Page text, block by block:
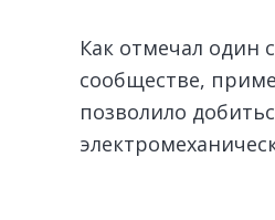
Как отмечал один
сообществе,
позволило